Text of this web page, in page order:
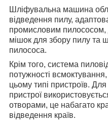
Шліфувальна машина
відведення пилу,
промисловим пилососом,
мішок для збору пилу та
пилососа.
Крім того, система
потужності
цьому типі пристроїв.
пристрої
отворами, це набагато
відведення країв.